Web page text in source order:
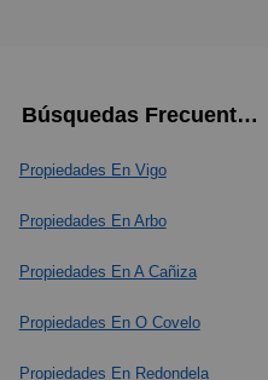
Búsquedas Frecuentes
Propiedades En Vigo
Propiedades En Arbo
Propiedades En A Cañiza
Propiedades En O Covelo
Propiedades En Redondela